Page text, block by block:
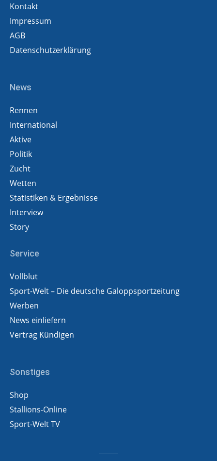
Kontakt
Impressum
AGB
Datenschutzerklärung
News
Rennen
International
Aktive
Politik
Zucht
Wetten
Statistiken & Ergebnisse
Interview
Story
Service
Vollblut
Sport-Welt – Die deutsche Galoppsportzeitung
Werben
News einliefern
Vertrag Kündigen
Sonstiges
Shop
Stallions-Online
Sport-Welt TV